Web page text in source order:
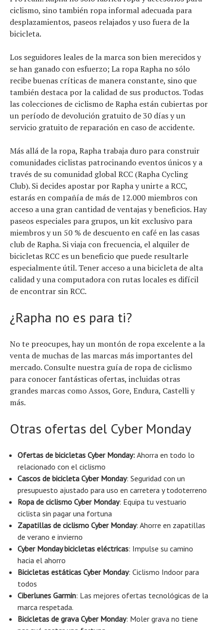
ciclismo, sino también ropa informal adecuada para
desplazamientos, paseos relajados y uso fuera de la
bicicleta.
Los seguidores leales de la marca son bien merecidos y
se han ganado con esfuerzo; La ropa Rapha no sólo
recibe buenas críticas de manera constante, sino que
también destaca por la calidad de sus productos. Todas
las colecciones de ciclismo de Rapha están cubiertas por
un período de devolución gratuito de 30 días y un
servicio gratuito de reparación en caso de accidente.
Más allá de la ropa, Rapha trabaja duro para construir
comunidades ciclistas patrocinando eventos únicos y a
través de su comunidad global RCC (Rapha Cycling
Club). Si decides apostar por Rapha y unirte a RCC,
estarás en compañía de más de 12.000 miembros con
acceso a una gran cantidad de ventajas y beneficios. Hay
paseos especiales para grupos, un kit exclusivo para
miembros y un 50 % de descuento en café en las casas
club de Rapha. Si viaja con frecuencia, el alquiler de
bicicletas RCC es un beneficio que puede resultarle
especialmente útil. Tener acceso a una bicicleta de alta
calidad y una computadora con rutas locales es difícil
de encontrar sin RCC.
¿Rapha no es para ti?
No te preocupes, hay un montón de ropa excelente a la
venta de muchas de las marcas más importantes del
mercado. Consulte nuestra guía de ropa de ciclismo
para conocer fantásticas ofertas, incluidas otras
grandes marcas como Assos, Gore, Endura, Castelli y
más.
Otras ofertas del Cyber ​​Monday
Ofertas de bicicletas Cyber ​​Monday: Ahorra en todo lo
relacionado con el ciclismo
Cascos de bicicleta Cyber ​​Monday: Seguridad con un
presupuesto ajustado para uso en carretera y todoterreno
Ropa de ciclismo Cyber ​​Monday: Equipa tu vestuario
ciclista sin pagar una fortuna
Zapatillas de ciclismo Cyber ​​Monday: Ahorre en zapatillas
de verano e invierno
Cyber ​​Monday bicicletas eléctricas: Impulse su camino
hacia el ahorro
Bicicletas estáticas Cyber ​​Monday: Ciclismo Indoor para
todos
Ciberlunes Garmin: Las mejores ofertas tecnológicas de la
marca respetada.
Bicicletas de grava Cyber ​​Monday: Moler grava no tiene